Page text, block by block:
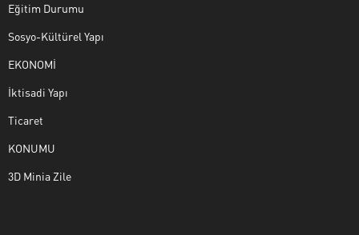
Eğitim Durumu
Sosyo-Kültürel Yapı
EKONOMİ
İktisadi Yapı
Ticaret
KONUMU
3D Minia Zile